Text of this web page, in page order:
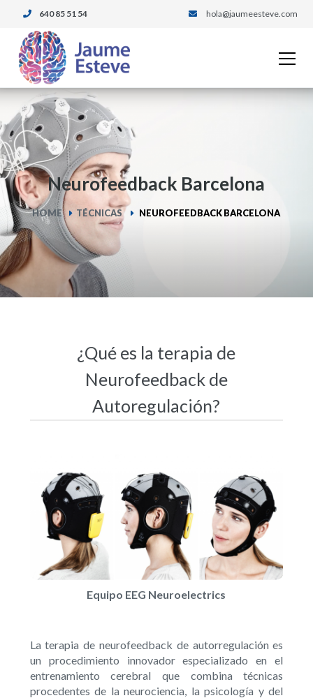
640 85 51 54 hola@jaumeesteve.com
Neurofeedback Barcelona
HOME TÉCNICAS NEUROFEEDBACK BARCELONA
¿Qué es la terapia de
Neurofeedback de
Autoregulación?
Equipo EEG Neuroelectrics
La terapia de neurofeedback de autorregulación es
un procedimiento innovador especializado en el
entrenamiento cerebral que combina técnicas
procedentes de la neurociencia, la psicología y del